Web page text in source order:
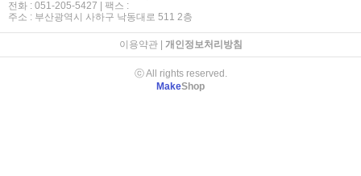
전화 : 051-205-5427 | 팩스 :
주소 : 부산광역시 사하구 낙동대로 511 2층
이용약관| 개인정보처리방침
ⓒ All rights reserved.
MakeShop